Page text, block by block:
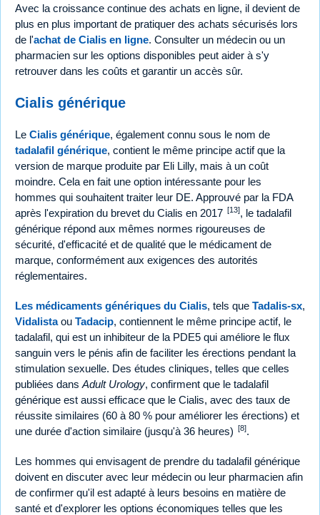
Avec la croissance continue des achats en ligne, il devient de
plus en plus important de pratiquer des achats sécurisés lors
de l'achat de Cialis en ligne. Consulter un médecin ou un
pharmacien sur les options disponibles peut aider à s'y
retrouver dans les coûts et garantir un accès sûr.
Cialis générique
Le Cialis générique, également connu sous le nom de
tadalafil générique, contient le même principe actif que la
version de marque produite par Eli Lilly, mais à un coût
moindre. Cela en fait une option intéressante pour les
hommes qui souhaitent traiter leur DE. Approuvé par la FDA
après l'expiration du brevet du Cialis en 2017 [13], le tadalafil
générique répond aux mêmes normes rigoureuses de
sécurité, d'efficacité et de qualité que le médicament de
marque, conformément aux exigences des autorités
réglementaires.
Les médicaments génériques du Cialis, tels que Tadalis-sx,
Vidalistaou Tadacip, contiennent le même principe actif, le
tadalafil, qui est un inhibiteur de la PDE5 qui améliore le flux
sanguin vers le pénis afin de faciliter les érections pendant la
stimulation sexuelle. Des études cliniques, telles que celles
publiées dans Adult Urology, confirment que le tadalafil
générique est aussi efficace que le Cialis, avec des taux de
réussite similaires (60 à 80 % pour améliorer les érections) et
une durée d'action similaire (jusqu'à 36 heures) [8].
Les hommes qui envisagent de prendre du tadalafil générique
doivent en discuter avec leur médecin ou leur pharmacien afin
de confirmer qu'il est adapté à leurs besoins en matière de
santé et d'explorer les options économiques telles que les